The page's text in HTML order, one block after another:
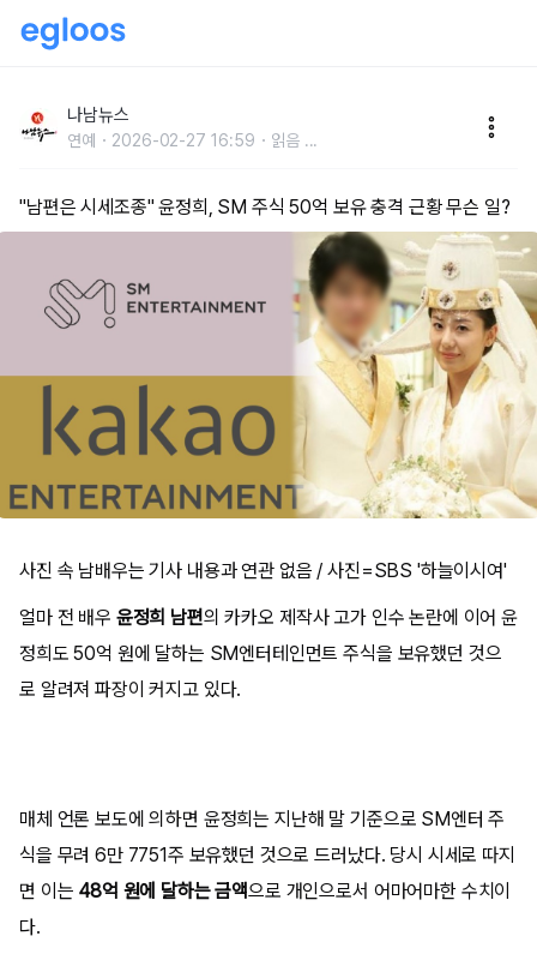
황 무슨 일?
나남뉴스
연예 2026-02-27 16:59 읽음 ...
"남편은 시세조종" 윤정희, SM 주식 50억 보유 충격 근황 무슨 일?
사진 속 남배우는 기사 내용과 연관 없음 / 사진=SBS '하늘이시여'
얼마 전 배우 윤정희 남편의 카카오 제작사 고가 인수 논란에 이어 윤
정희도 50억 원에 달하는 SM엔터테인먼트 주식을 보유했던 것으
로 알려져 파장이 커지고 있다.
매체 언론 보도에 의하면 윤정희는 지난해 말 기준으로 SM엔터 주
식을 무려 6만 7751주 보유했던 것으로 드러났다. 당시 시세로 따지
면 이는 48억 원에 달하는 금액으로 개인으로서 어마어마한 수치이
다.